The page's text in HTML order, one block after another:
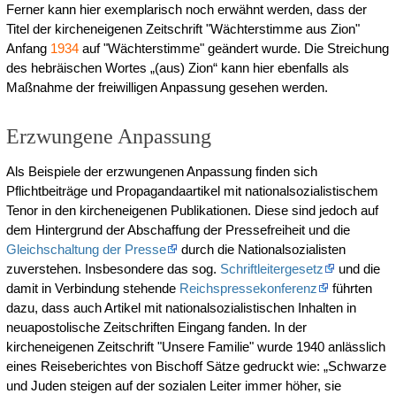
Ferner kann hier exemplarisch noch erwähnt werden, dass der
Titel der kircheneigenen Zeitschrift "Wächterstimme aus Zion"
Anfang 1934auf "Wächterstimme" geändert wurde. Die Streichung
des hebräischen Wortes „(aus) Zion“ kann hier ebenfalls als
Maßnahme der freiwilligen Anpassung gesehen werden.
Erzwungene Anpassung
Als Beispiele der erzwungenen Anpassung finden sich
Pflichtbeiträge und Propagandaartikel mit nationalsozialistischem
Tenor in den kircheneigenen Publikationen. Diese sind jedoch auf
dem Hintergrund der Abschaffung der Pressefreiheit und die
Gleichschaltung der Presse
durch die Nationalsozialisten
zuverstehen. Insbesondere das sog. Schriftleitergesetz
und die
damit in Verbindung stehende Reichspressekonferenz
führten
dazu, dass auch Artikel mit nationalsozialistischen Inhalten in
neuapostolische Zeitschriften Eingang fanden. In der
kircheneigenen Zeitschrift "Unsere Familie" wurde 1940 anlässlich
eines Reiseberichtes von Bischoff Sätze gedruckt wie: „Schwarze
und Juden steigen auf der sozialen Leiter immer höher, sie